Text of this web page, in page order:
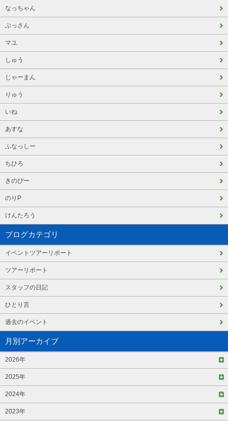
なっちゃん
ぶっさん
マユ
しゅう
じゃーまん
りゅう
いね
あすな
ふなっしー
ちひろ
きのぴー
のりP
けんたろう
ブログカテゴリ
イベントツアーリポート
ツアーリポート
スタッフの日記
ひとり言
過去のイベント
月別アーカイブ
2026年
2025年
2024年
2023年